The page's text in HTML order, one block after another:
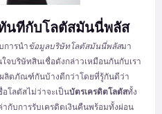
นทีกับโลตัสมันนี่พลัส
การนำข้อมูลบริษัทโลตัสมันนี่พลัสมา
บริษัทสินเชื่อดังกล่าวเหมือนกันกับเรา
ลิตภัณฑ์กันบ้างดีกว่าโดยที่รู้กันดีว่า
โลตัสไม่ว่าจะเป็นบัตรเครดิตโลตัสทั้ง
บการรับเครดิตเงินคืนพร้อมทั้งผ่อน